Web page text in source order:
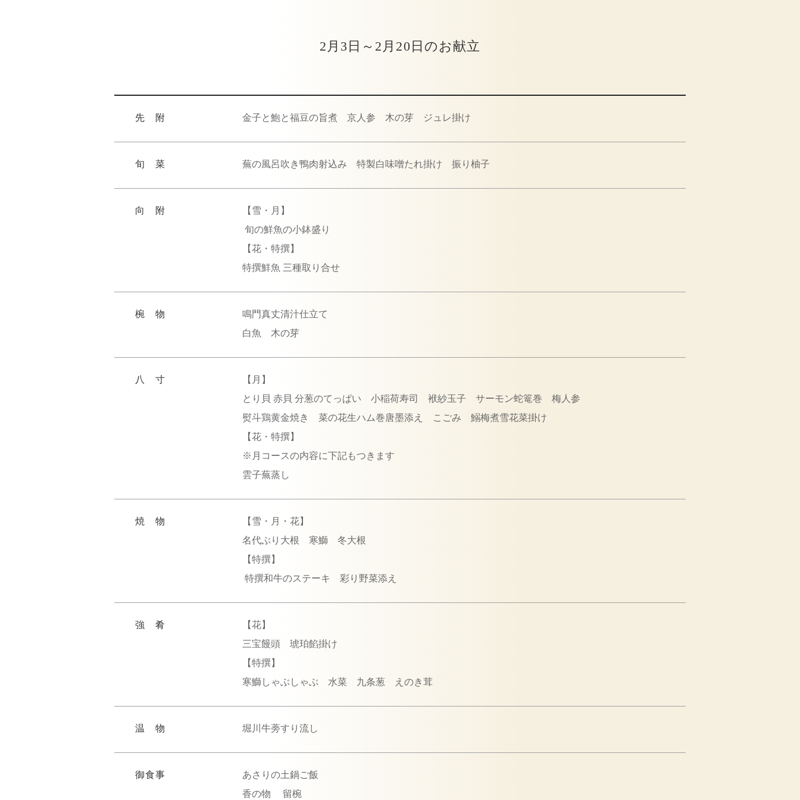
2月3日～2月20日のお献立
先 附 金子と鮑と福豆の旨煮 京人参 木の芽 ジュレ掛け
旬 菜 蕪の風呂吹き鴨肉射込み 特製白味噌たれ掛け 振り柚子
向 附
【雪・月】
旬の鮮魚の小鉢盛り
【花・特撰】
特撰鮮魚 三種取り合せ
椀 物
鳴門真丈清汁仕立て
白魚 木の芽
八 寸
【月】
とり貝 赤貝 分葱のてっぱい 小稲荷寿司 袱紗玉子 サーモン蛇篭巻 梅人参
熨斗鶏黄金焼き 菜の花生ハム巻唐墨添え こごみ 鰯梅煮雪花菜掛け
【花・特撰】
※月コースの内容に下記もつきます
雲子蕪蒸し
焼 物
【雪・月・花】
名代ぶり大根 寒鰤 冬大根
【特撰】
特撰和牛のステーキ 彩り野菜添え
強 肴
【花】
三宝饅頭 琥珀餡掛け
【特撰】
寒鰤しゃぶしゃぶ 水菜 九条葱 えのき茸
温 物 堀川牛蒡すり流し
御食事
あさりの土鍋ご飯
香の物 留椀